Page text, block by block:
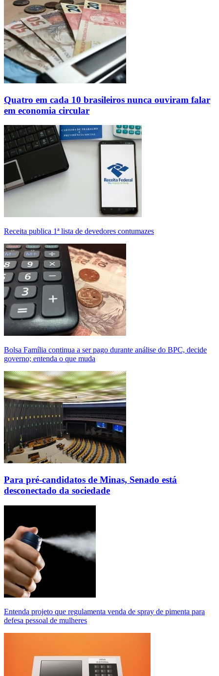
Quatro em cada 10 brasileiros nunca ouviram falar
em economia circular
Receita publica 1ª lista de devedores contumazes
Bolsa Família continua a ser pago durante análise do BPC, decide
governo; entenda o que muda
Para pré-candidatos de Minas, Senado está
desconectado da sociedade
Entenda projeto que regulamenta venda de spray de pimenta para
defesa pessoal de mulheres